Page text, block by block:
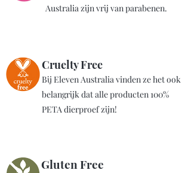
Australia zijn vrij van parabenen.
Cruelty Free
Bij Eleven Australia vinden ze het ook
belangrijk dat alle producten 100%
PETA dierproef zijn!
Gluten Free